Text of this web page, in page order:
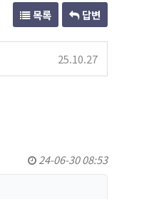
목록 답변
25.10.27
24-06-30 08:53